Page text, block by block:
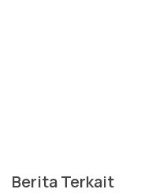
Berita Terkait